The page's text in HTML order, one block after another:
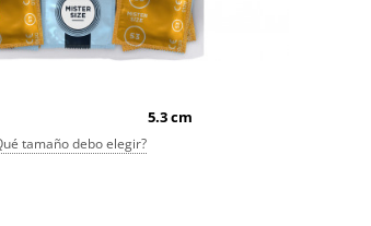
5.3 cm
tamaño debo elegir?